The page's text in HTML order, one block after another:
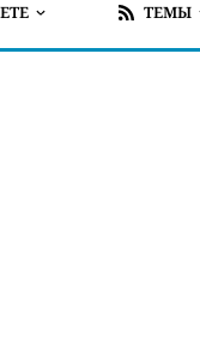
ТЕМЫ